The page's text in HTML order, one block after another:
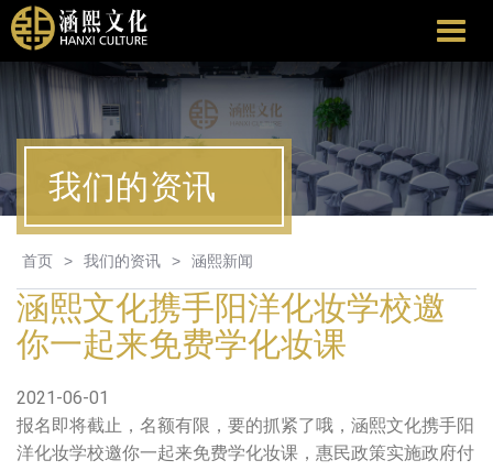
涵
化
我们的资讯
首页 > 我们的资讯 > 涵熙新闻
涵熙文化携手阳洋化妆学校邀
你一起来免费学化妆课
2021-06-01
报名即将截止，名额有限，要的抓紧了哦，涵熙文化携手阳
洋化妆学校邀你一起来免费学化妆课，惠民政策实施政府付